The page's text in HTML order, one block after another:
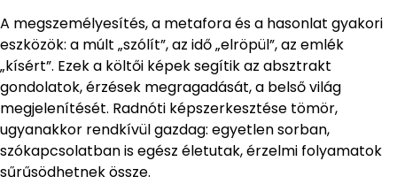
A megszemélyesítés, a metafora és a hasonlat gyakori
eszközök: a múlt „szólít”, az idő „elröpül”, az emlék
„kísért”. Ezek a költői képek segítik az absztrakt
gondolatok, érzések megragadását, a belső világ
megjelenítését. Radnóti képszerkesztése tömör,
ugyanakkor rendkívül gazdag: egyetlen sorban,
szókapcsolatban is egész életutak, érzelmi folyamatok
sűrűsödhetnek össze.